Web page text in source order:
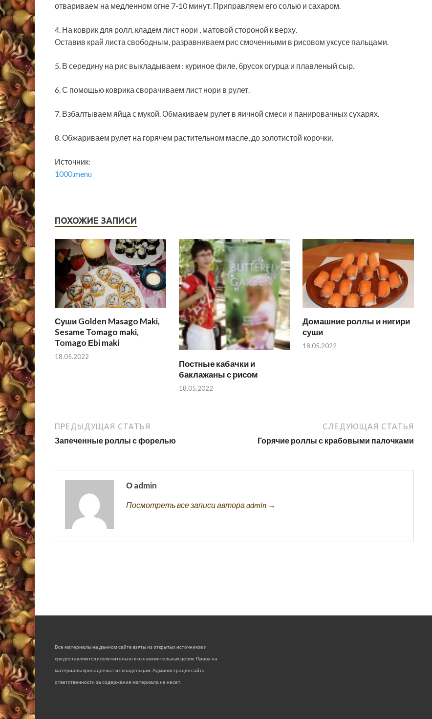
отвариваем на медленном огне 7-10 минут. Приправляем его солью и сахаром.
4. На коврик для ролл, кладем лист нори , матовой стороной к верху.
Оставив край листа свободным, разравниваем рис смоченными в рисовом уксусе пальцами.
5. В середину на рис выкладываем : куриное филе, брусок огурца и плавленый сыр.
6. С помощью коврика сворачиваем лист нори в рулет.
7. Взбалтываем яйца с мукой. Обмакиваем рулет в яичной смеси и панировачных сухарях.
8. Обжариваем рулет на горячем растительном масле, до золотистой корочки.
Источник:
1000.menu
ПОХОЖИЕ ЗАПИСИ
Суши Golden Masago Maki,
Sesame Tomago maki,
Tomago Еbi maki
18.05.2022
Постные кабачки и
баклажаны с рисом
18.05.2022
Домашние роллы и нигири
суши
18.05.2022
ПРЕДЫДУЩАЯ СТАТЬЯ
Запеченные роллы с форелью
СЛЕДУЮЩАЯ СТАТЬЯ
Горячие роллы с крабовыми палочками
О admin
Посмотреть все записи автора admin →
Все материалы на данном сайте взяты из открытых источников и
предоставляются исключительно в ознакомительных целях. Права на
материалы принадлежат их владельцам. Администрация сайта
ответственности за содержание материала не несет.